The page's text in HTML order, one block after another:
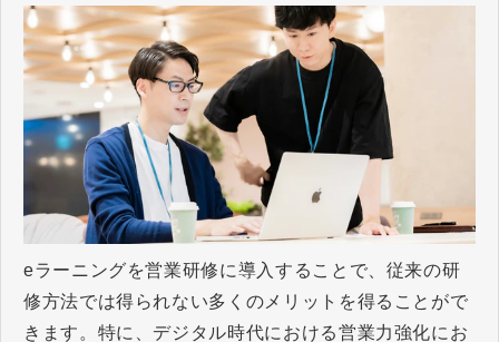
eラーニングを営業研修に導入することで、従来の研
修方法では得られない多くのメリットを得ることがで
きます。特に、デジタル時代における営業力強化にお